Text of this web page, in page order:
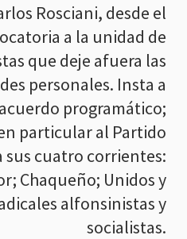
Rosciani, desde el
a la unidad de
que deje afuera las
personales. Insta a
programático;
particular al Partido
cuatro corrientes:
Chaqueño; Unidos y
alfonsinistas y
socialistas.